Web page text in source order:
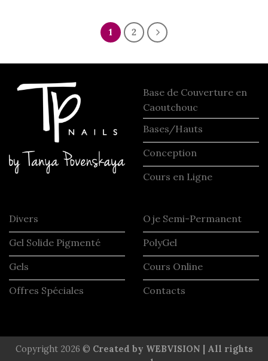
1 2
Base de Couverture en
Caoutchouc
Bases/Hauts
Conception
Cours en Ligne
Divers
Gel Solide Pigmenté
Gels
Offres Spéciales
Oje Semi-Permanent
PolyGel
Cours Online
Contacts
Copyright 2026 © Created by WEBVISION | All rights